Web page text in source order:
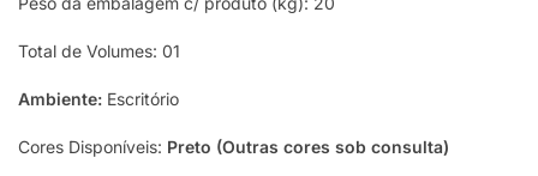
Total de Volumes: 01
Ambiente: Escritório
Cores Disponíveis: Preto (Outras cores sob consulta)